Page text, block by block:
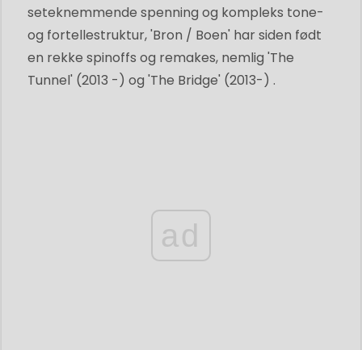
seteknemmende spenning og kompleks tone-
og fortellestruktur, 'Bron / Boen' har siden født
en rekke spinoffs og remakes, nemlig 'The
Tunnel' (2013 -) og 'The Bridge' (2013-) .
ad